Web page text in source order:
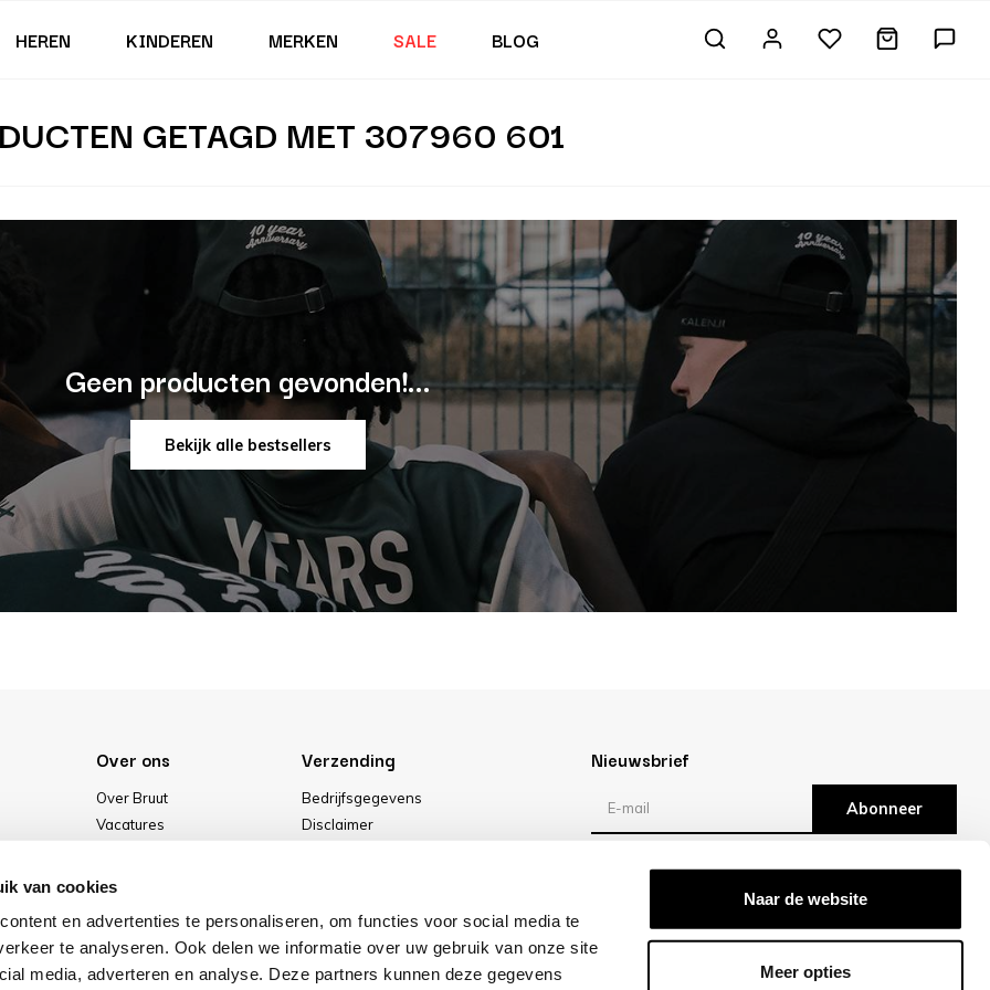
van cookies
en advertenties te personaliseren, om functies voor social media te
te analyseren. Ook delen we informatie over uw gebruik van onze site
media, adverteren en analyse. Deze partners kunnen deze gegevens
Naar de website
Meer opties
HEREN KINDEREN MERKEN SALE BLOG
GETAGD MET 307960 601
Geen producten gevonden!...
Bekijk alle bestsellers
Over ons
Over Bruut
Vacatures
Onze winkel
Verzending
Bedrijfsgegevens
Disclaimer
Nieuwsbrief
Abonneer
Reviews
/10 -klantbeoordelingen